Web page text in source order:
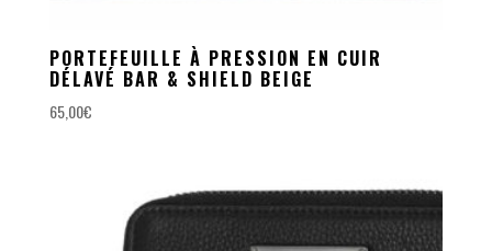
PORTEFEUILLE À PRESSION EN CUIR
DÉLAVÉ BAR & SHIELD BEIGE
65,00€